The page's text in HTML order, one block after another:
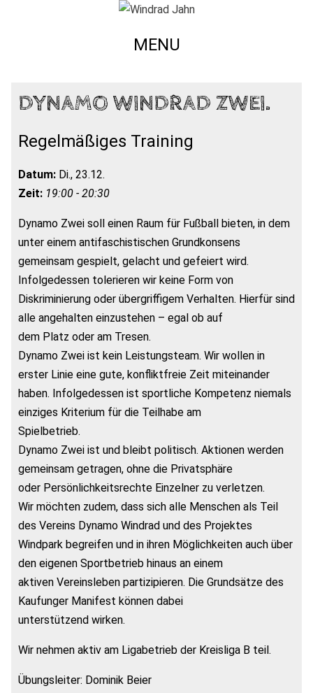
MENU
DYNAMO WINDRAD ZWEI.
Regelmäßiges Training
Datum: Di., 23.12.
Zeit: 19:00 - 20:30
Dynamo Zwei soll einen Raum für Fußball bieten, in dem
unter einem antifaschistischen Grundkonsens
gemeinsam gespielt, gelacht und gefeiert wird.
Infolgedessen tolerieren wir keine Form von
Diskriminierung oder übergriffigem Verhalten. Hierfür sind
alle angehalten einzustehen – egal ob auf
dem Platz oder am Tresen.
Dynamo Zwei ist kein Leistungsteam. Wir wollen in
erster Linie eine gute, konfliktfreie Zeit miteinander
haben. Infolgedessen ist sportliche Kompetenz niemals
einziges Kriterium für die Teilhabe am
Spielbetrieb.
Dynamo Zwei ist und bleibt politisch. Aktionen werden
gemeinsam getragen, ohne die Privatsphäre
oder Persönlichkeitsrechte Einzelner zu verletzen.
Wir möchten zudem, dass sich alle Menschen als Teil
des Vereins Dynamo Windrad und des Projektes
Windpark begreifen und in ihren Möglichkeiten auch über
den eigenen Sportbetrieb hinaus an einem
aktiven Vereinsleben partizipieren. Die Grundsätze des
Kaufunger Manifest können dabei
unterstützend wirken.
Wir nehmen aktiv am Ligabetrieb der Kreisliga B teil.
Übungsleiter: Dominik Beier